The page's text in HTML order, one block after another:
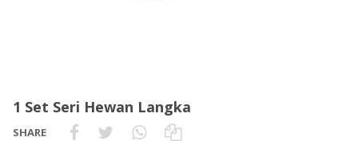
1 Set Seri Hewan Langka
SHARE